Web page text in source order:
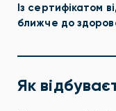
Із сертифікатом
ближче до
Як